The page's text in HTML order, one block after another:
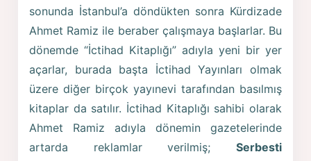
sonunda İstanbul’a döndükten sonra Kürdizade
Ahmet Ramiz ile beraber çalışmaya başlarlar. Bu
dönemde “İctihad Kitaplığı” adıyla yeni bir yer
açarlar, burada başta İctihad Yayınları olmak
üzere diğer birçok yayınevi tarafından basılmış
kitaplar da satılır. İctihad Kitaplığı sahibi olarak
Ahmet Ramiz adıyla dönemin gazetelerinde
artarda reklamlar verilmiş; Serbesti